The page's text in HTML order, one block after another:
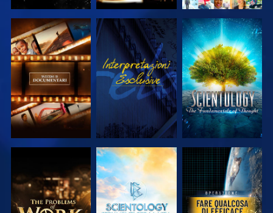
ESPLORA LE
SERIE
GUARDA
ESPLORA LE
SERIE
ESPLORA LE
SERIE
ESPLORA LE
SERIE
GUARDA